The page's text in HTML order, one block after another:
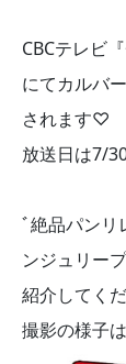
CBCテレビ
にてカルバ
されます♡
放送日は7/
ﾞ絶品パンリ
ンジュリー
紹介してく
撮影の様子は